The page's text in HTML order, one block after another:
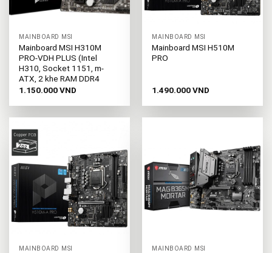
MAINBOARD MSI
Mainboard MSI H310M
PRO-VDH PLUS (Intel
H310, Socket 1151, m-
ATX, 2 khe RAM DDR4
1.150.000VND
MAINBOARD MSI
Mainboard MSI H510M
PRO
1.490.000VND
MAINBOARD MSI MAINBOARD MSI